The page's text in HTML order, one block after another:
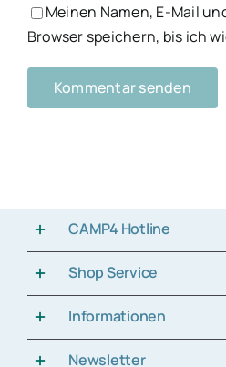
Meinen Namen, E-Mail
Browser speichern, bis ich
CAMP4 Hotline
Shop Service
Informationen
Newsletter